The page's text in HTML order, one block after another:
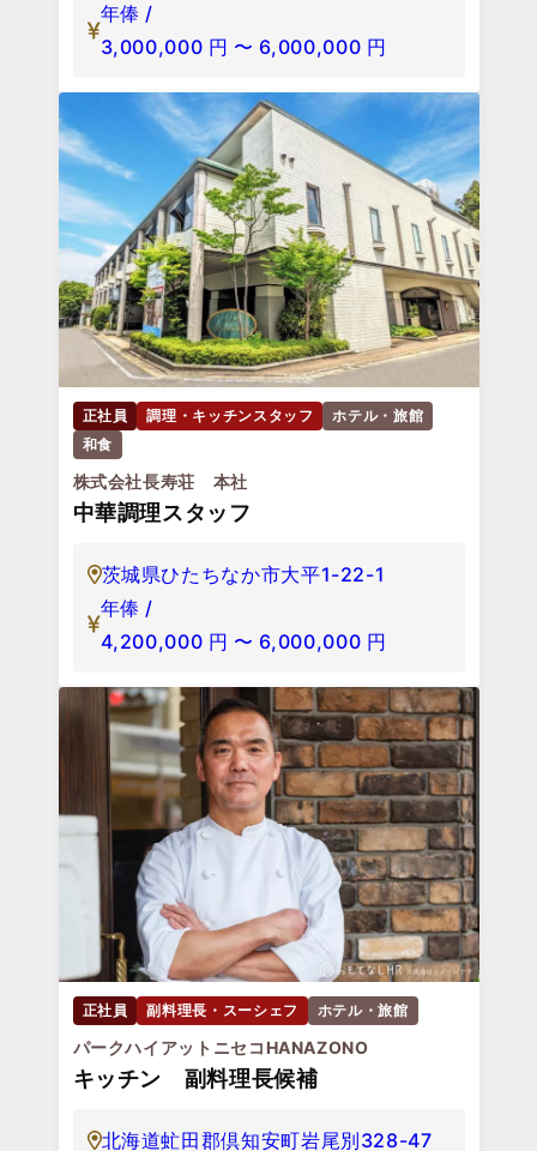
年俸 /
3,000,000 円 〜 6,000,000 円
正社員 調理・キッチンスタッフ
ホテル・旅館
和食
株式会社長寿荘 本社
中華調理スタッフ
茨城県ひたちなか市大平1-22-1
年俸 /
4,200,000 円 〜 6,000,000 円
正社員 副料理長・スーシェフ ホテル・旅館
パークハイアットニセコHANAZONO
キッチン 副料理長候補
北海道虻田郡倶知安町岩尾別328-47